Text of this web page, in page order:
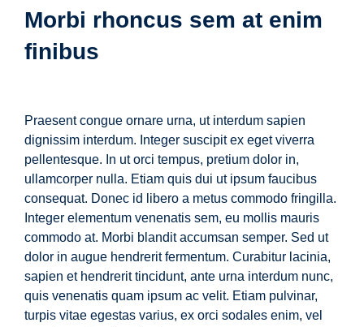
Morbi rhoncus sem at enim
finibus
Praesent congue ornare urna, ut interdum sapien
dignissim interdum. Integer suscipit ex eget viverra
pellentesque. In ut orci tempus, pretium dolor in,
ullamcorper nulla. Etiam quis dui ut ipsum faucibus
consequat. Donec id libero a metus commodo fringilla.
Integer elementum venenatis sem, eu mollis mauris
commodo at. Morbi blandit accumsan semper. Sed ut
dolor in augue hendrerit fermentum. Curabitur lacinia,
sapien et hendrerit tincidunt, ante urna interdum nunc,
quis venenatis quam ipsum ac velit. Etiam pulvinar,
turpis vitae egestas varius, ex orci sodales enim, vel